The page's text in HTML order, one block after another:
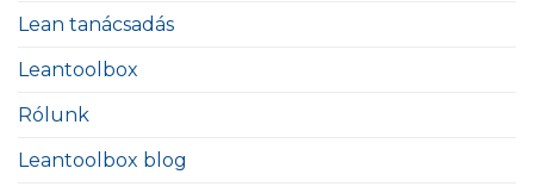
Lean tanácsadás
Leantoolbox
Rólunk
Leantoolbox blog